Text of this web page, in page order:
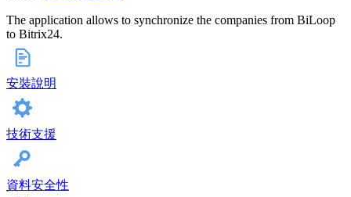
The application allows to synchronize the companies from BiLoop
to Bitrix24.
安裝說明
技術支援
資料安全性